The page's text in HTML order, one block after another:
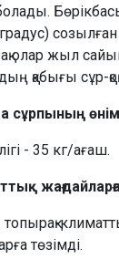
созылған
олар жыл
қабығы сұр-
- 35 кг/ағаш.
жағдайларға
топырақ-
төзімді.